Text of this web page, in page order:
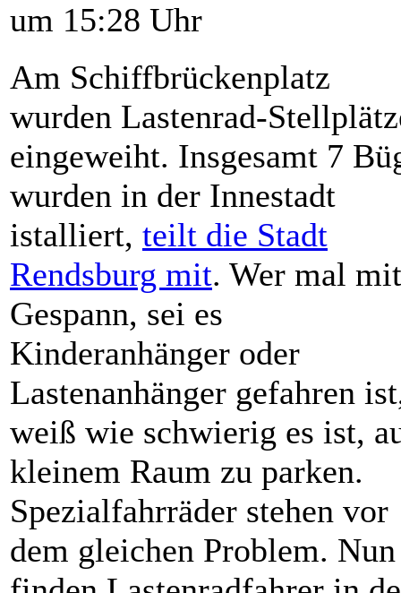
um 15:28 Uhr
Am Schiffbrückenplatz
wurden Lastenrad-
eingeweiht. Insgesamt 7
wurden in der Innestadt
istalliert, teilt die Stadt
Rendsburg mit. Wer mal mit
Gespann, sei es
Kinderanhänger oder
Lastenanhänger gefahren
weiß wie schwierig es ist,
kleinem Raum zu parken.
Spezialfahrräder stehen vor
dem gleichen Problem. Nun